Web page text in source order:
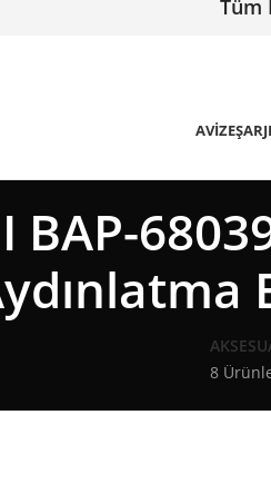
Tüm
AVIZE
BAP-
8